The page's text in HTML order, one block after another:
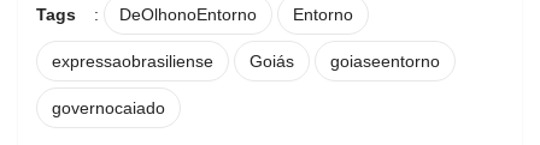
Tags : DeOlhonoEntorno Entorno
expressaobrasiliense Goiás goiaseentorno
governocaiado